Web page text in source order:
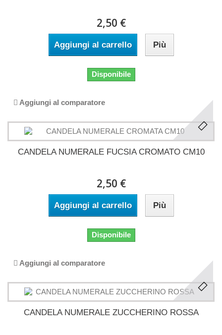
2,50 €
Aggiungi al carrello Più
Disponibile
Aggiungi al comparatore
CANDELA NUMERALE FUCSIA CROMATO CM10
2,50 €
Aggiungi al carrello Più
Disponibile
Aggiungi al comparatore
CANDELA NUMERALE ZUCCHERINO ROSSA